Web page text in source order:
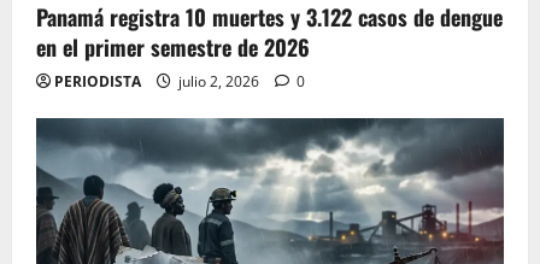
Panamá registra 10 muertes y 3.122 casos de dengue
en el primer semestre de 2026
PERIODISTA julio 2, 2026 0